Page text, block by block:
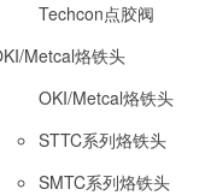
Techcon点胶阀
Metcal烙铁头
OKI/Metcal烙铁头
STTC系列烙铁头
SMTC系列烙铁头